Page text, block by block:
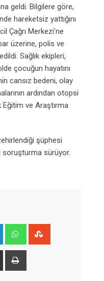
geldi. Bilgilere göre,
hareketsiz yattığını
Çağrı Merkezi’ne
üzerine, polis ve
Sağlık ekipleri,
çocuğun hayatını
cansız bedeni, olay
ardından otopsi
ve Araştırma
şüphesi
soruşturma sürüyor.
LinkedIn Whatsapp
Share